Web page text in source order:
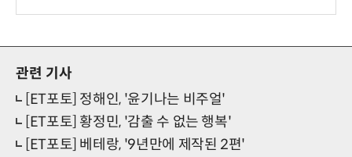
관련 기사
[ET포토] 정해인, '윤기나는 비주얼'
[ET포토] 황정민, '감출 수 없는 행복'
[ET포토] 베테랑, '9년만에 제작된 2편'